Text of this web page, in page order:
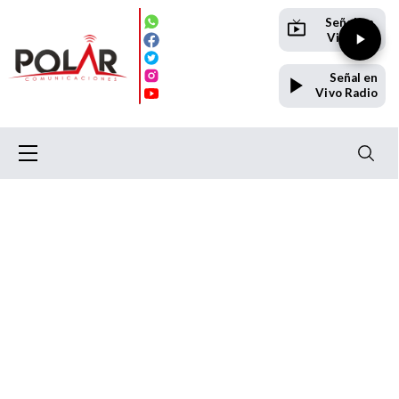
Señal en
Vivo TV
Señal en
Vivo Radio